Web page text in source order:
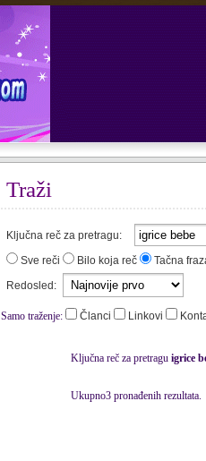
Traži
Ključna reč za pretragu:
Sve reči
Bilo koja reč
Tačna
Redosled:
Samo traženje: Članci Linkovi
Ključna reč za pretragu igrice
Ukupno3 pronađenih rezultata.